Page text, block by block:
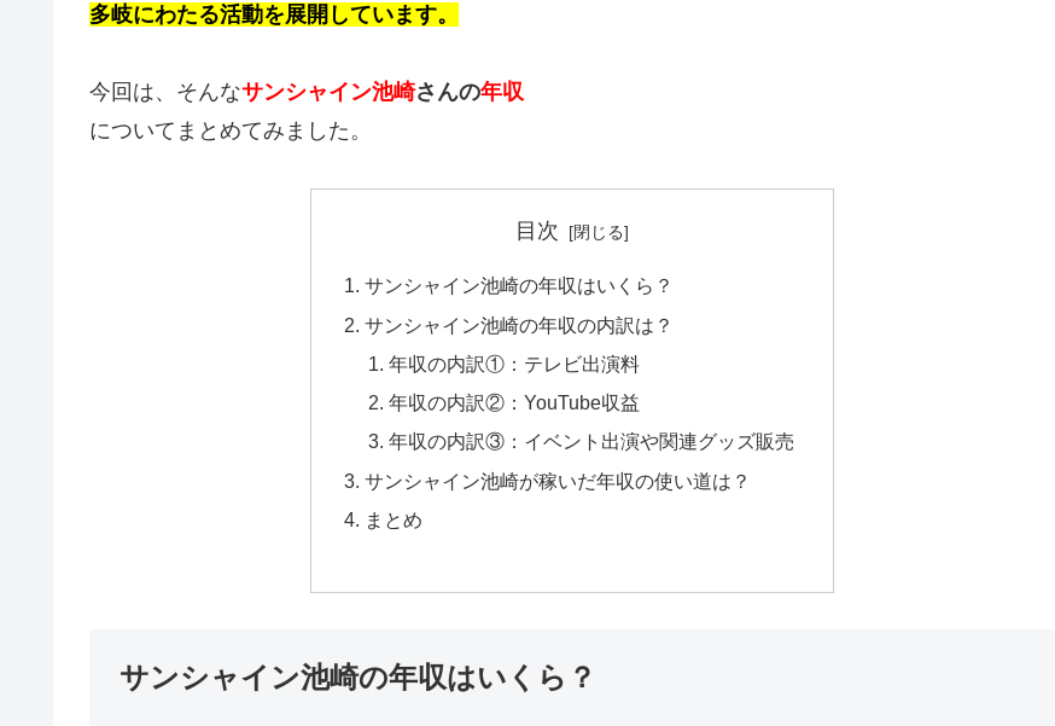
多岐にわたる活動を展開しています。
今回は、そんなサンシャイン池崎さんの年収
についてまとめてみました。
目次
サンシャイン池崎の年収はいくら？
サンシャイン池崎の年収の内訳は？
年収の内訳①：テレビ出演料
年収の内訳②：YouTube収益
年収の内訳③：イベント出演や関連グッズ販売
サンシャイン池崎が稼いだ年収の使い道は？
まとめ
サンシャイン池崎の年収はいくら？